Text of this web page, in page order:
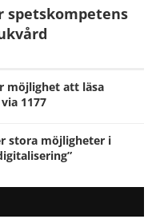
möjlighet att läsa
1177
stora möjligheter i